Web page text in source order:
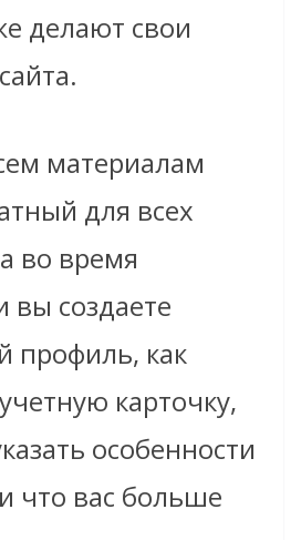
делают свои
материалам
для всех
во время
вы создаете
профиль, как
карточку,
особенности
что вас больше